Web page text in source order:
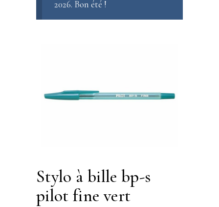
2026. Bon été !
stylo à bille bp-s
pilot fine vert